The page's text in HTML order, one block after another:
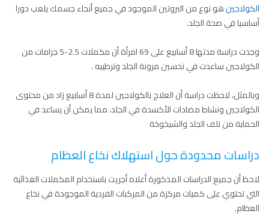
الكولاجينهو نوع من البروتين الموجود في جميع أنحاء جسمك يلعب دورا
أساسيا في صحة الجلد.
وجدت دراسة مدتها 8 أسابيع على 69 امرأة أن مكملات 2.5-5 جرامات من
الكولاجين ساعدت في تحسين مرونة الجلد وترطيبه .
وبالمثل، لاحظت دراسة أن العلاج بالكولاجين لمدة 8 أسابيع زاد من محتوى
الكولاجين ونشاط مضادات الأكسدة في الجلد، مما يمكن أن يساعد في
الحماية من تلف الجلد والشيخوخة
دراسات محدودة حول استهلاك نخاع العظام
لاحظ أن جميع الدراسات المذكورة أعلاه أجريت باستخدام المكملات الغذائية
التي تحتوي على كميات مركزة من المركبات الفردية الموجودة في نخاع
العظام.